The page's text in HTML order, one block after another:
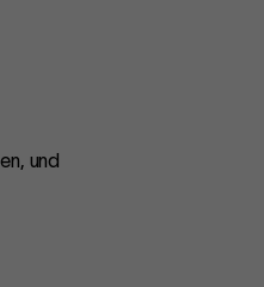
und